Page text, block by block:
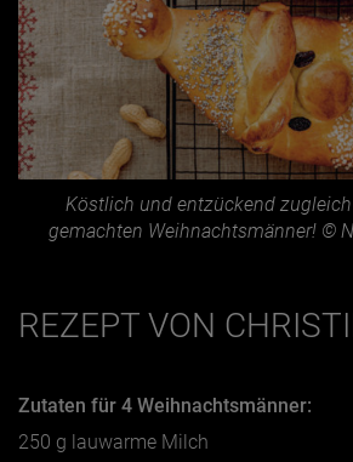
Köstlich und entzückend
gemachten Weihnachtsmänner! ©
REZEPT VON
Zutaten für 4 Weihnachtsmänner:
250 g lauwarme Milch